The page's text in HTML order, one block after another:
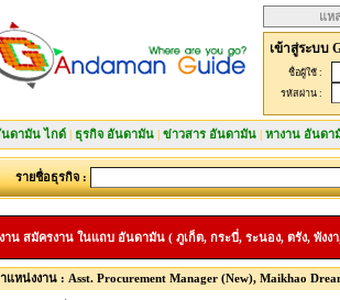
แห
เข้าสู่ระบบ
ชื่อผู้ใช้ :
รหัสผ่าน :
นดามัน ไกด์ | ธุรกิจ อันดามัน | ข่าวสาร อันดามัน | หางาน อันดา
รายชื่อธุรกิจ :
าน สมัครงาน ในแถบ อันดามัน ( ภูเก็ต, กระบี่, ระนอง, ตรัง, พังง
แหน่งงาน : Asst. Procurement Manager (New), Maikhao